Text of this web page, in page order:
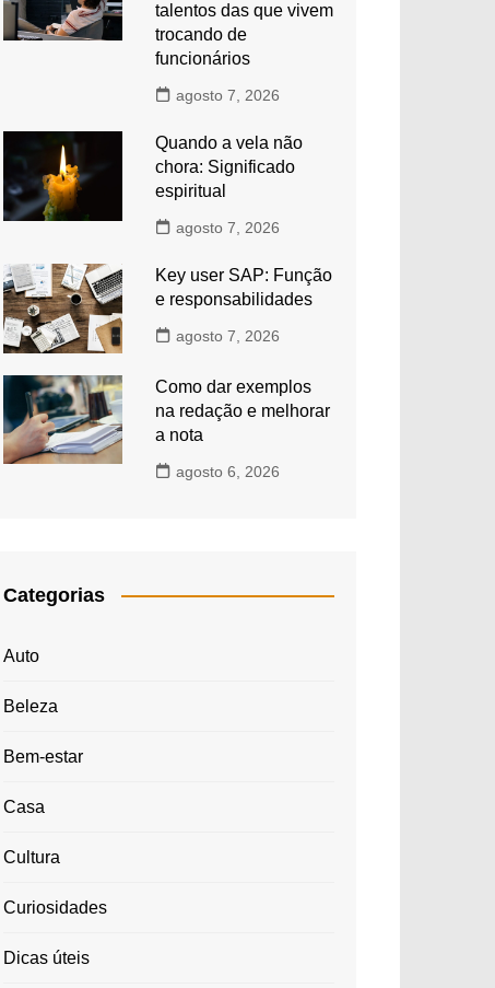
talentos das que vivem
trocando de
funcionários
agosto 7, 2026
Quando a vela não
chora: Significado
espiritual
agosto 7, 2026
Key user SAP: Função
e responsabilidades
agosto 7, 2026
Como dar exemplos
na redação e melhorar
a nota
agosto 6, 2026
Categorias
Auto
Beleza
Bem-estar
Casa
Cultura
Curiosidades
Dicas úteis